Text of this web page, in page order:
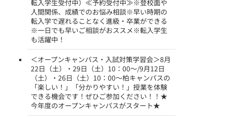
転入学生受付中）≪予約受付中≫※登校面や
人間関係、成績でのお悩み相談※早い時期の
転入学で遅れることなく進級・卒業ができる
※一日でも早いご相談がおススメ※転入学生
も活躍中！
＜オープンキャンパス・入試対策学習会＞8月
22日（土）・29日（土）10：00～/9月12日
（土）・26日（土）10：00～柏キャンパスの
「楽しい！」「分かりやすい！」授業を体験
できる機会です！ぜひご参加ください！！★
今年度のオープンキャンパスがスタート★